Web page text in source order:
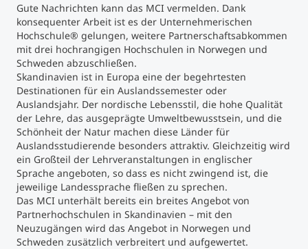
Executive Education Finder
Gute Nachrichten kann das MCI vermelden. Dank
konsequenter Arbeit ist es der Unternehmerischen
Hochschule® gelungen, weitere Partnerschaftsabkommen
mit drei hochrangigen Hochschulen in Norwegen und
Schweden abzuschließen.
Skandinavien ist in Europa eine der begehrtesten
Destinationen für ein Auslandssemester oder
Auslandsjahr. Der nordische Lebensstil, die hohe Qualität
der Lehre, das ausgeprägte Umweltbewusstsein, und die
Schönheit der Natur machen diese Länder für
Auslandsstudierende besonders attraktiv. Gleichzeitig wird
ein Großteil der Lehrveranstaltungen in englischer
Sprache angeboten, so dass es nicht zwingend ist, die
jeweilige Landessprache fließen zu sprechen.
Das MCI unterhält bereits ein breites Angebot von
Partnerhochschulen in Skandinavien – mit den
Neuzugängen wird das Angebot in Norwegen und
Schweden zusätzlich verbreitert und aufgewertet.